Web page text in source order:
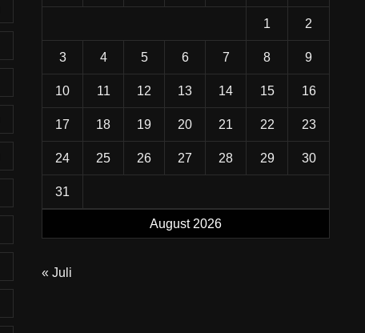
August 2026
1 2
3 4 5 6 7 8 9
10 11 12 13 14 15 16
17 18 19 20 21 22 23
24 25 26 27 28 29 30
31
« Juli